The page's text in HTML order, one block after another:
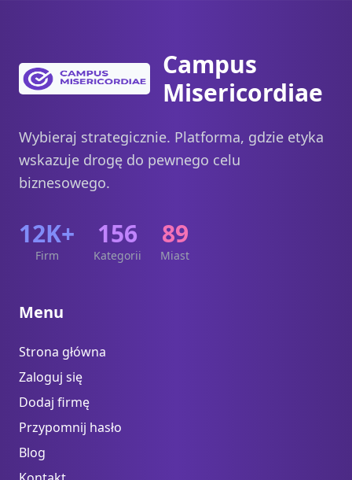
Campus
Misericordiae
Wybieraj strategicznie. Platforma, gdzie etyka
wskazuje drogę do pewnego celu
biznesowego.
12K+
Firm
156
Kategorii
89
Miast
Menu
Strona główna
Zaloguj się
Dodaj firmę
Przypomnij hasło
Blog